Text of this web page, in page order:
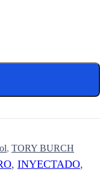
, TORY BURCH
, INYECTADO,